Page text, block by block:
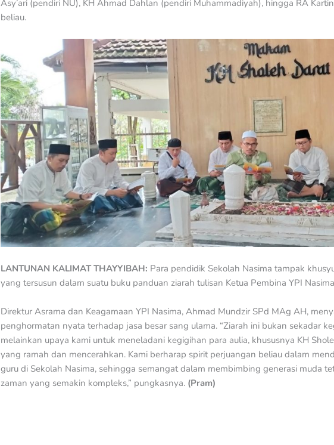
Asy’ari (pendiri NU), KH Ahmad Dahlan (pendiri Muhammadiyah), hingga RA
beliau.
LANTUNAN KALIMAT THAYYIBAH: Para pendidik Sekolah Nasima tampak
yang tersusun dalam suatu buku panduan ziarah tulisan Ketua Pembina YPI
Direktur Asrama dan Keagamaan YPI Nasima, Ahmad Mundzir SPd MAg AH,
penghormatan nyata terhadap jasa besar sang ulama. “Ziarah ini bukan sekadar
melainkan upaya kami untuk meneladani kegigihan para aulia, khususnya KH
yang ramah dan mencerahkan. Kami berharap spirit perjuangan beliau dalam
guru di Sekolah Nasima, sehingga semangat dalam membimbing generasi muda
zaman yang semakin kompleks,” pungkasnya. (Pram)